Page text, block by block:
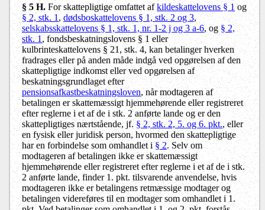
§ 5 H. For skattepligtige omfattet afkildeskattelovens § 1og
§ 2, stk. 1 , dødsboskattelovens § 1, stk. 2 og 3,
selskabsskattelovens § 1, stk. 1, nr. 1-2 j og 3 a-6, og § 2,
stk. 1, fondsbeskatningslovens § 1 eller
kulbrinteskattelovens § 21, stk. 4, kan betalinger hverken
fradrages eller på anden måde indgå ved opgørelsen af den
skattepligtige indkomst eller ved opgørelsen af
beskatningsgrundlaget efter
pensionsafkastbeskatningsloven, når modtageren af
betalingen er skattemæssigt hjemmehørende eller registreret
efter reglerne i et af de i stk. 2 anførte lande og er den
skattepligtiges nærtstående, jf.§ 2, stk. 2, 5. og 6. pkt., eller
en fysisk eller juridisk person, hvormed den skattepligtige
har en forbindelse som omhandlet i§ 2. Selv om
modtageren af betalingen ikke er skattemæssigt
hjemmehørende eller registreret efter reglerne i et af de i stk.
2 anførte lande, finder 1. pkt. tilsvarende anvendelse, hvis
modtageren ikke er betalingens retmæssige modtager og
betalingen videreføres til en modtager som omhandlet i 1.